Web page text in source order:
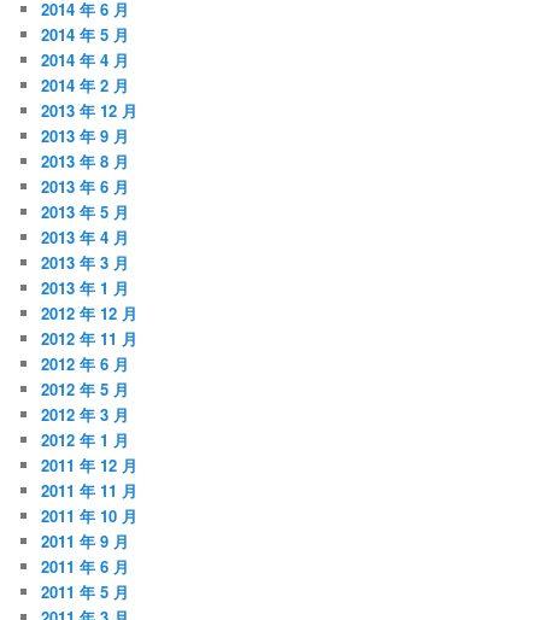
2014 年 6 月
2014 年 5 月
2014 年 4 月
2014 年 2 月
2013 年 12 月
2013 年 9 月
2013 年 8 月
2013 年 6 月
2013 年 5 月
2013 年 4 月
2013 年 3 月
2013 年 1 月
2012 年 12 月
2012 年 11 月
2012 年 6 月
2012 年 5 月
2012 年 3 月
2012 年 1 月
2011 年 12 月
2011 年 11 月
2011 年 10 月
2011 年 9 月
2011 年 6 月
2011 年 5 月